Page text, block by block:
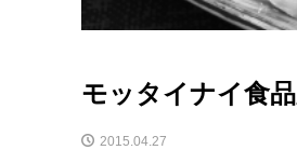
モッタイナイ食
2015.04.27